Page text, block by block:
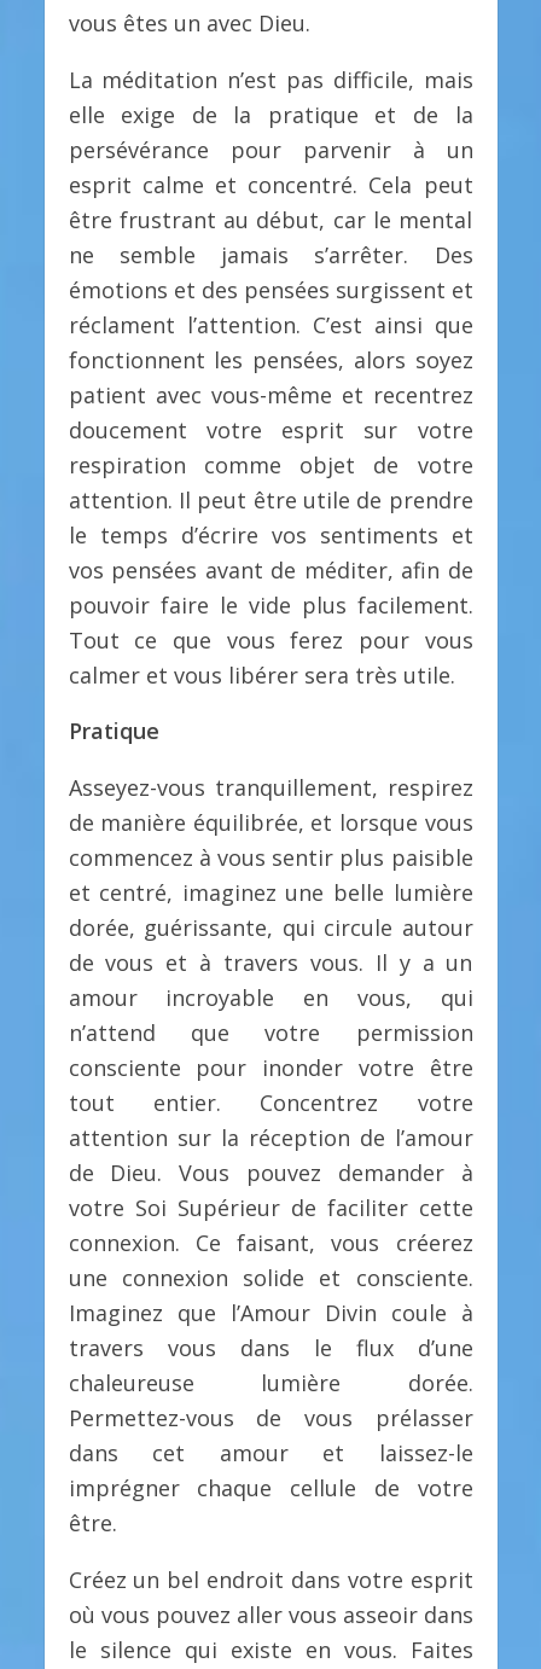
vous êtes un avec Dieu.
La méditation n’est pas difficile, mais
elle exige de la pratique et de la
persévérance pour parvenir à un
esprit calme et concentré. Cela peut
être frustrant au début, car le mental
ne semble jamais s’arrêter. Des
émotions et des pensées surgissent et
réclament l’attention. C’est ainsi que
fonctionnent les pensées, alors soyez
patient avec vous-même et recentrez
doucement votre esprit sur votre
respiration comme objet de votre
attention. Il peut être utile de prendre
le temps d’écrire vos sentiments et
vos pensées avant de méditer, afin de
pouvoir faire le vide plus facilement.
Tout ce que vous ferez pour vous
calmer et vous libérer sera très utile.
Pratique
Asseyez-vous tranquillement, respirez
de manière équilibrée, et lorsque vous
commencez à vous sentir plus paisible
et centré, imaginez une belle lumière
dorée, guérissante, qui circule autour
de vous et à travers vous. Il y a un
amour incroyable en vous, qui
n’attend que votre permission
consciente pour inonder votre être
tout entier. Concentrez votre
attention sur la réception de l’amour
de Dieu. Vous pouvez demander à
votre Soi Supérieur de faciliter cette
connexion. Ce faisant, vous créerez
une connexion solide et consciente.
Imaginez que l’Amour Divin coule à
travers vous dans le flux d’une
chaleureuse lumière dorée.
Permettez-vous de vous prélasser
dans cet amour et laissez-le
imprégner chaque cellule de votre
être.
Créez un bel endroit dans votre esprit
où vous pouvez aller vous asseoir dans
le silence qui existe en vous. Faites